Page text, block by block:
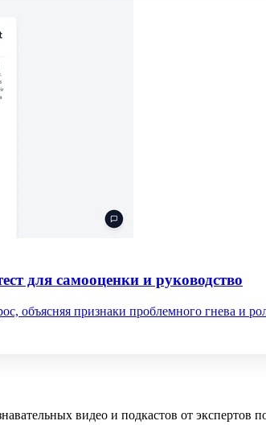
для самооценки и руководство
объясняя признаки проблемного гнева и
видео и подкастов от экспертов